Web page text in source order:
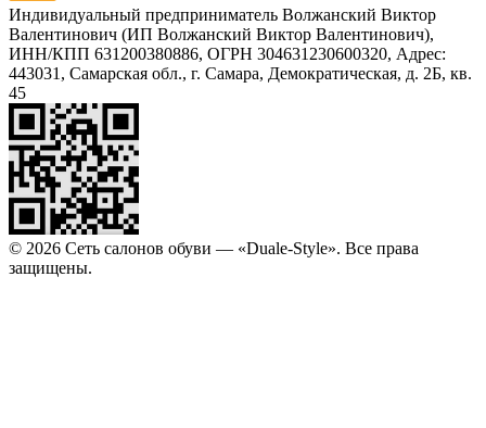
Индивидуальный предприниматель Волжанский Виктор
Валентинович (ИП Волжанский Виктор Валентинович),
ИНН/КПП 631200380886, ОГРН 304631230600320, Адрес:
443031, Самарская обл., г. Самара, Демократическая, д. 2Б, кв.
45
© 2026 Сеть салонов обуви — «Duale-Style». Все права
защищены.